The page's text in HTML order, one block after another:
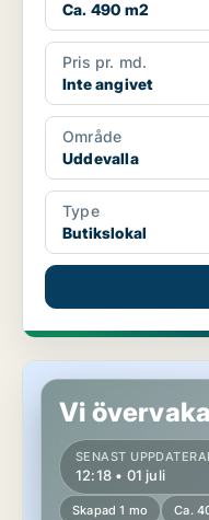
Ca. 490 m2
Pris pr. md.
Inte angivet
Område
Uddevalla
Type
Butikslokal
Butikslokal i Uddevalla
Vi
SENAST
12:18 • 01 juli
Skapad 1 mo Ca.